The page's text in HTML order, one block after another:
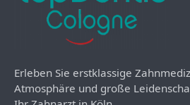
Erleben Sie erstklassige
Atmosphäre und große